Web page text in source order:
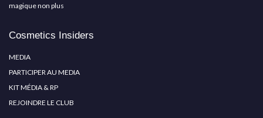
magique non plus
Cosmetics Insiders
MEDIA
PARTICIPER AU MEDIA
KIT MÉDIA & RP
REJOINDRE LE CLUB